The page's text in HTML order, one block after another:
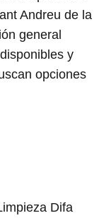
Andreu de la
general
y
opciones
Difa